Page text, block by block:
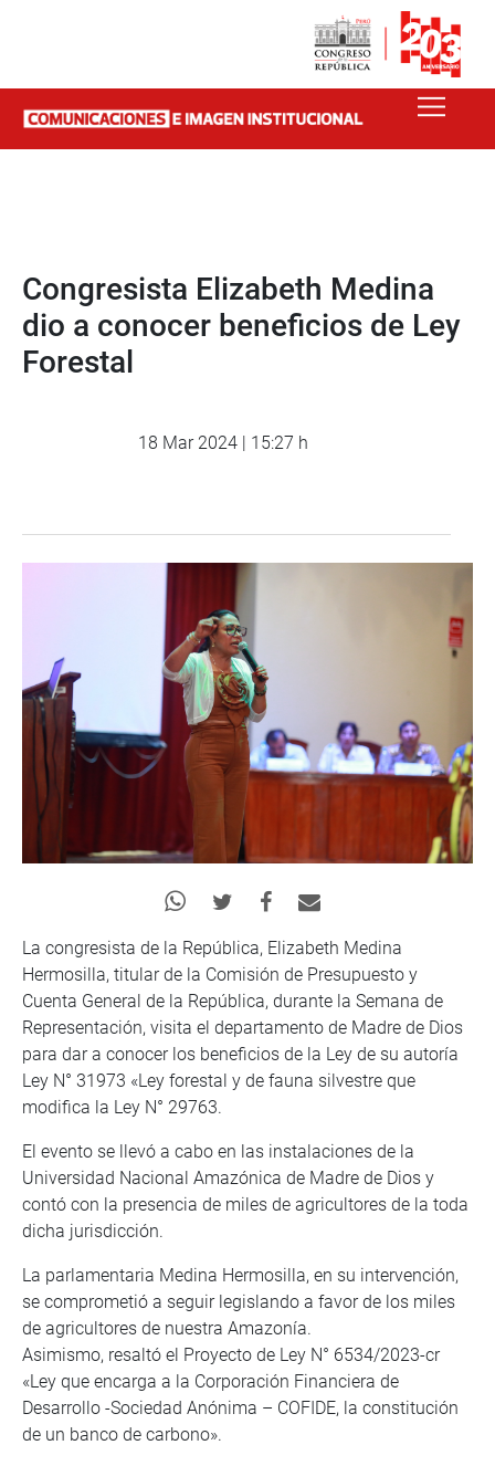
Congresista Elizabeth Medina
dio a conocer beneficios de Ley
Forestal
18 Mar 2024 | 15:27 h
La congresista de la República, Elizabeth Medina
Hermosilla, titular de la Comisión de Presupuesto y
Cuenta General de la República, durante la Semana de
Representación, visita el departamento de Madre de Dios
para dar a conocer los beneficios de la Ley de su autoría
Ley N° 31973 «Ley forestal y de fauna silvestre que
modifica la Ley N° 29763.
El evento se llevó a cabo en las instalaciones de la
Universidad Nacional Amazónica de Madre de Dios y
contó con la presencia de miles de agricultores de la toda
dicha jurisdicción.
La parlamentaria Medina Hermosilla, en su intervención,
se comprometió a seguir legislando a favor de los miles
de agricultores de nuestra Amazonía.
Asimismo, resaltó el Proyecto de Ley N° 6534/2023-cr
«Ley que encarga a la Corporación Financiera de
Desarrollo -Sociedad Anónima – COFIDE, la constitución
de un banco de carbono».